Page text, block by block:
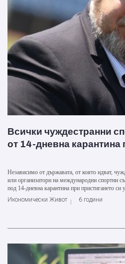
Всички чуждестранни
от 14-дневна карантина
Независимо от държавата, от която идват,
или организатори на международни спортни
под 14-дневна карантина при пристигането си
Икономически Живот
6 години